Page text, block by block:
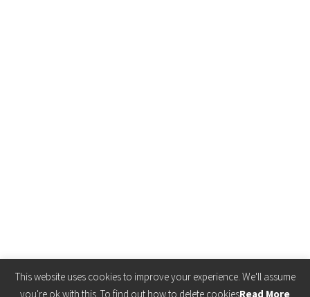
This website uses cookies to improve your experience. We'll assume
you're ok with this. To find out how to delete cookiesRead More